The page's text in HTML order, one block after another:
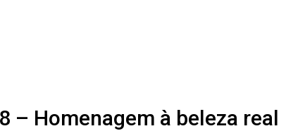
– Homenagem à beleza real